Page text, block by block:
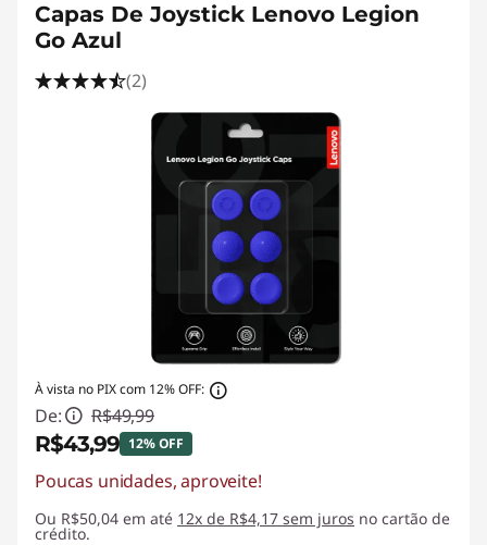
Capas De Joystick Lenovo Legion
Go Azul
(2)
À vista no PIX com 12% OFF:
De: R$49,99
R$43,99 12% OFF
Economias instantâneas :
Poucas unidades, aproveite!
Ou R$50,04 em até 12x de R$4,17 sem juros no cartão de
crédito.